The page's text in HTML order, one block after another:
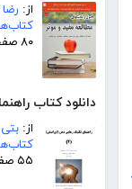
از:
۸۰ صفحه
دانلود کتاب
از:
۵۵ صفحه